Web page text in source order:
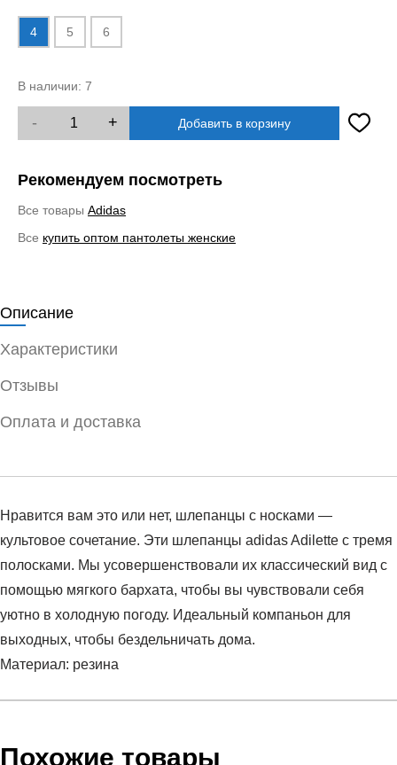
4 5 6
В наличии: 7
- + Добавить в корзину
Рекомендуем посмотреть
Все товары Adidas
Все купить оптом пантолеты женские
Описание
Характеристики
Отзывы
Оплата и доставка
Нравится вам это или нет, шлепанцы с носками —
культовое сочетание. Эти шлепанцы adidas Adilette с тремя
полосками. Мы усовершенствовали их классический вид с
помощью мягкого бархата, чтобы вы чувствовали себя
уютно в холодную погоду. Идеальный компаньон для
выходных, чтобы бездельничать дома.
Материал: резина
ORIGINALS
Инструкция по оплате есть в самом конце счета, который
Похожие товары